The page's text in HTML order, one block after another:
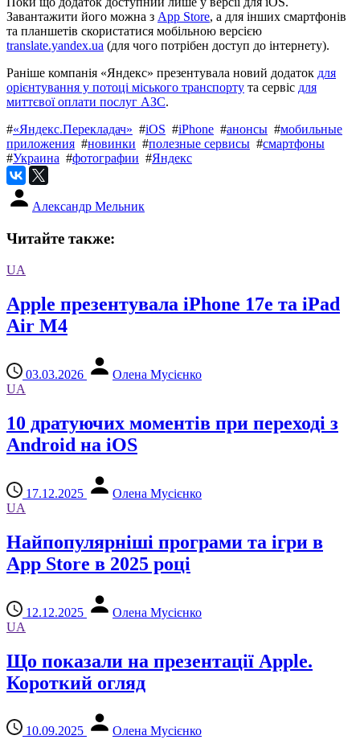
Завантажити його можна з App Store, а для інших смартфонів
та планшетів скористатися мобільною версією
translate.yandex.ua (для чого потрібен доступ до інтернету).
Раніше компанія «Яндекс» презентувала новий додаток для
орієнтування у потоці міського транспорту та сервіс для
миттєвої оплати послуг АЗС.
#«Яндекс.Перекладач» #iOS #iPhone #анонсы #мобильные
приложения #новинки #полезные сервисы #смартфоны
#Украина #фотографии #Яндекс
Александр Мельник
Читайте также:
UA
Apple презентувала iPhone 17e та iPad
Air M4
03.03.2026
Олена Мусієнко
UA
10 дратуючих моментів при переході з
Android на iOS
17.12.2025
Олена Мусієнко
UA
Найпопулярніші програми та ігри в
App Store в 2025 році
12.12.2025
Олена Мусієнко
UA
Що показали на презентації Apple.
Короткий огляд
10.09.2025 Олена Мусієнко